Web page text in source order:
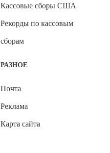
Кассовые сборы США
Рекорды по кассовым
сборам
РАЗНОЕ
Почта
Реклама
Карта сайта